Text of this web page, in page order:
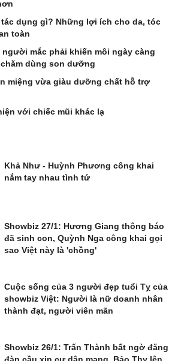
dụng gì? Những lợi ích cho da, tóc
toàn
mắc phải khiến môi ngày càng
dùng son dưỡng
miệng vừa giàu dưỡng chất hỗ trợ
với chiếc mũi khác lạ
Khả Như - Huỳnh Phương công khai
nắm tay nhau tình tứ
Showbiz 27/1: Hương Giang thông báo
đã sinh con, Quỳnh Nga công khai gọi
sao Việt này là 'chồng'
Cuộc sống của 3 người đẹp tuổi Tỵ của
showbiz Việt: Người là nữ doanh nhân
thành đạt, người viên mãn
Showbiz 26/1: Trấn Thành bất ngờ đăng